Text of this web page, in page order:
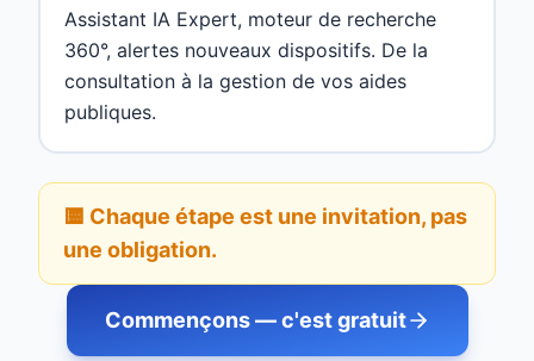
Assistant IA Expert, moteur de recherche
360°, alertes nouveaux dispositifs. De la
consultation à la gestion de vos aides
publiques.
🟨 Chaque étape est une invitation, pas
une obligation.
Commençons — c'est gratuit